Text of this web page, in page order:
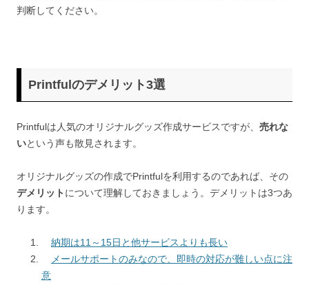
判断してください。
Printfulのデメリット3選
Printfulは人気のオリジナルグッズ作成サービスですが、 売れな
いという声も散見されます。
オリジナルグッズの作成でPrintfulを利用するのであれば、その
デメリット について理解しておきましょう。デメリットは3つあ
ります。
納期は11～15日と他サービスよりも長い
メールサポートのみなので、即時の対応が難しい点に注
意